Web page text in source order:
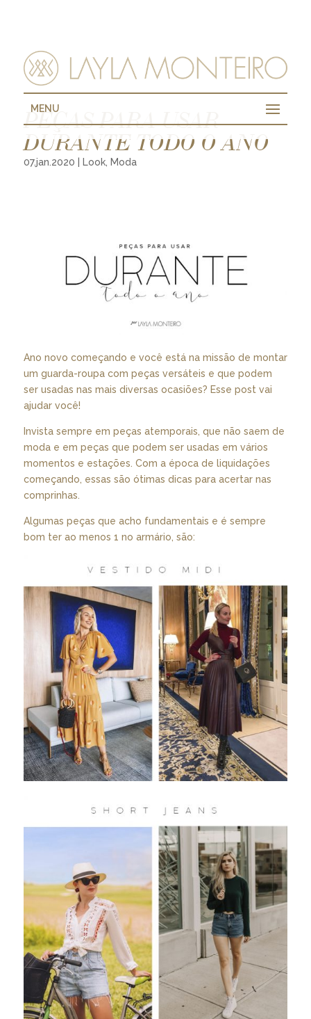
MENU
PEÇAS PARA USAR
DURANTE TODO O ANO
07.jan.2020 Look, Moda
Ano novo começando e você está na missão de montar
um guarda-roupa com peças versáteis e que podem
ser usadas nas mais diversas ocasiões? Esse post vai
ajudar você!
Invista sempre em peças atemporais, que não saem de
moda e em peças que podem ser usadas em vários
momentos e estações. Com a época de liquidações
começando, essas são ótimas dicas para acertar nas
comprinhas.
Algumas peças que acho fundamentais e é sempre
bom ter ao menos 1 no armário, são: